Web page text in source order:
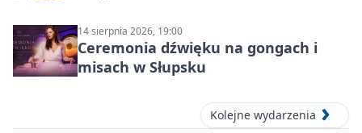
14 sierpnia 2026, 19:00
Ceremonia dźwięku na gongach i
misach w Słupsku
Kolejne wydarzenia